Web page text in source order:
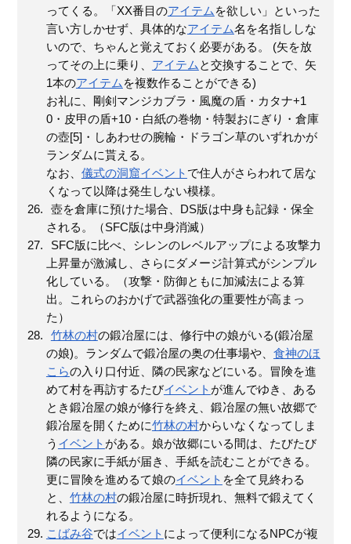
ってくる。「XX番目のアイテム を欲しい」といった
言い方しかせず、具体的なアイテム名を名指ししな
いので、ちゃんと覚えておく必要がある。 (矢を放
ってその上に乗り、 アイテム と交換することで、矢
1本のアイテム を複数作ることができる)
お礼に、剛剣マンジカブラ・風魔の盾・カタナ+1
0・皮甲の盾+10・白紙の巻物・特製おにぎり・倉庫
の壺[5]・しあわせの腕輪・ドラゴン草のいずれかが
ランダムに貰える。
なお、 儀式の洞窟イベント で住人がさらわれて居な
くなって以降は発生しない模様。
壺を倉庫に預けた場合、DS版は中身も記録・保全
される。（SFC版は中身消滅）
SFC版に比べ、シレンのレベルアップによる攻撃力
上昇量が激減し、さらにダメージ計算式がシンプル
化している。（攻撃・防御ともに加減法による算
出。これらのおかげで武器強化の重要性が高まっ
た）
竹林の村の鍛冶屋には、修行中の娘がいる(鍛冶屋
の娘)。ランダムで鍛冶屋の奥の仕事場や、 食神のほ
こらの入り口付近、隣の民家などにいる。冒険を進
めて村を再訪するたびイベント が進んでゆき、ある
とき鍛冶屋の娘が修行を終え、鍛冶屋の無い故郷で
鍛冶屋を開くために竹林の村からいなくなってしま
う イベント がある。娘が故郷にいる間は、たびたび
隣の民家に手紙が届き、手紙を読むことができる。
更に冒険を進めるて娘のイベント を全て見終わる
と、 竹林の村の鍛冶屋に時折現れ、無料で鍛えてく
れるようになる。
こばみ谷ではイベント によって便利になるNPCが複